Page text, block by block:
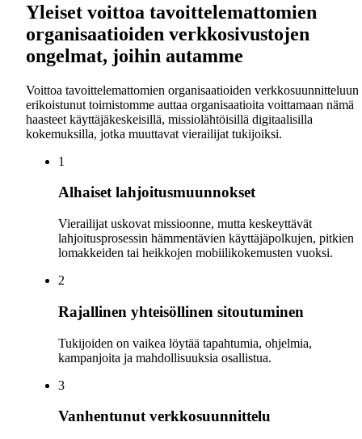
Yleiset voittoa tavoittelemattomien
organisaatioiden verkkosivustojen
ongelmat, joihin autamme
Voittoa tavoittelemattomien organisaatioiden verkkosuunnitteluun
erikoistunut toimistomme auttaa organisaatioita voittamaan nämä
haasteet käyttäjäkeskeisillä, missiolähtöisillä digitaalisilla
kokemuksilla, jotka muuttavat vierailijat tukijoiksi.
1
Alhaiset lahjoitusmuunnokset
Vierailijat uskovat missioonne, mutta keskeyttävät
lahjoitusprosessin hämmentävien käyttäjäpolkujen, pitkien
lomakkeiden tai heikkojen mobiilikokemusten vuoksi.
2
Rajallinen yhteisöllinen sitoutuminen
Tukijoiden on vaikea löytää tapahtumia, ohjelmia,
kampanjoita ja mahdollisuuksia osallistua.
3
Vanhentunut verkkosuunnittelu